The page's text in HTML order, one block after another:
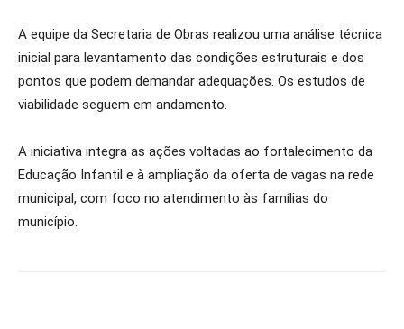
A equipe da Secretaria de Obras realizou uma análise técnica
inicial para levantamento das condições estruturais e dos
pontos que podem demandar adequações. Os estudos de
viabilidade seguem em andamento.
A iniciativa integra as ações voltadas ao fortalecimento da
Educação Infantil e à ampliação da oferta de vagas na rede
municipal, com foco no atendimento às famílias do
município.